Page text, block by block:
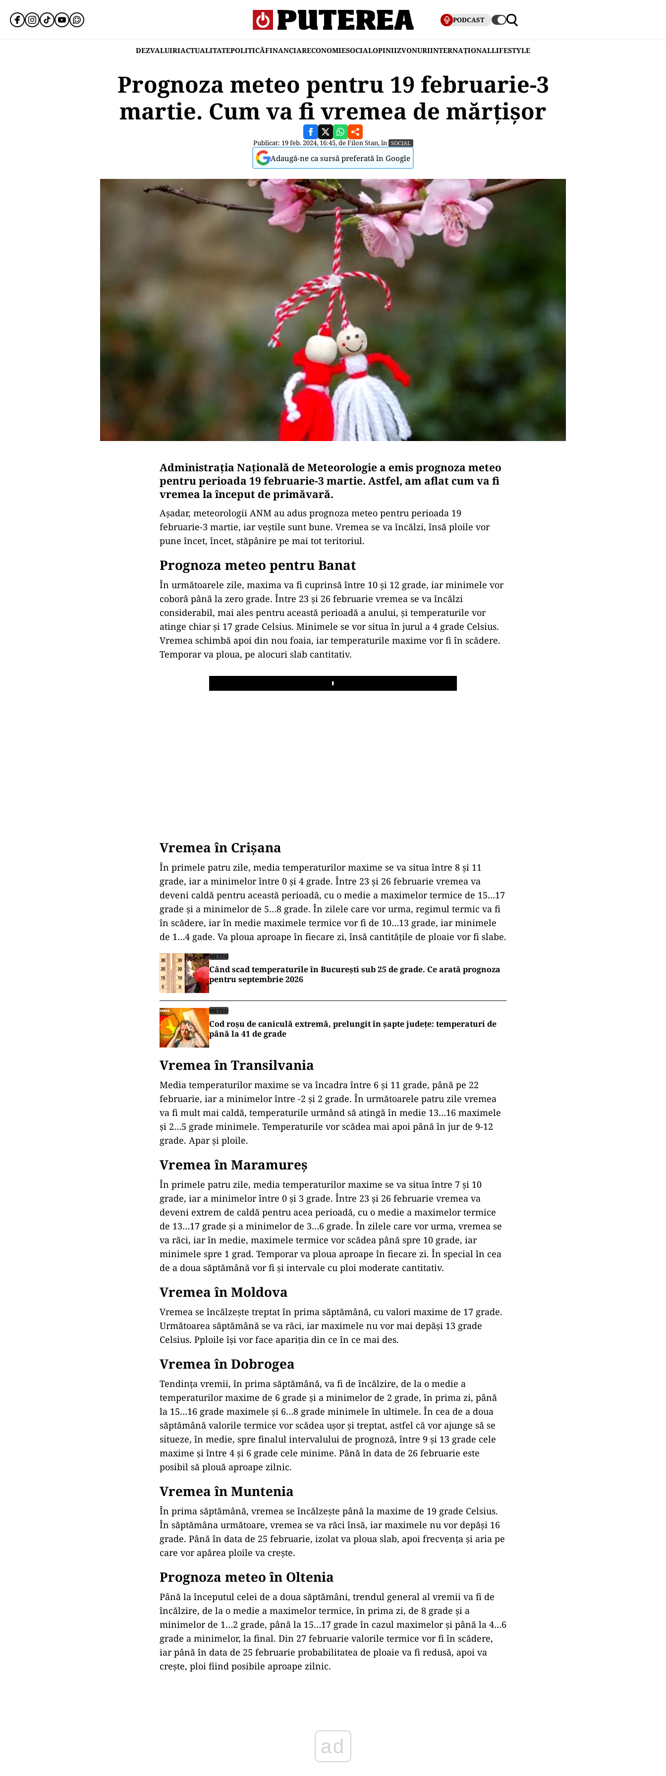
PODCAST
DEZVALUIRIACTUALITATEPOLITICĂFINANCIARECONOMIESOCIALOPINIIZVONURIINTERNAȚIONALLIFESTYLE
Prognoza meteo pentru 19 februarie-3
martie. Cum va fi vremea de mărțișor
Publicat: 19 feb. 2024, 16:45, deFilon Stan, în SOCIAL
Adaugă-ne ca sursă preferată în Google
Administrația Națională de Meteorologie a emis prognoza meteo
pentru perioada 19 februarie-3 martie. Astfel, am aflat cum va fi
vremea la început de primăvară.
Așadar, meteorologii ANM au adus prognoza meteo pentru perioada 19
februarie-3 martie, iar veștile sunt bune. Vremea se va încălzi, însă ploile vor
pune încet, încet, stăpânire pe mai tot teritoriul.
Prognoza meteo pentru Banat
În următoarele zile, maxima va fi cuprinsă între 10 și 12 grade, iar minimele vor
coborâ până la zero grade. Între 23 și 26 februarie vremea se va încălzi
considerabil, mai ales pentru această perioadă a anului, și temperaturile vor
atinge chiar și 17 grade Celsius. Minimele se vor situa în jurul a 4 grade Celsius.
Vremea schimbă apoi din nou foaia, iar temperaturile maxime vor fi în scădere.
Temporar va ploua, pe alocuri slab cantitativ.
Play
Vremea în Crișana
În primele patru zile, media temperaturilor maxime se va situa între 8 și 11
grade, iar a minimelor între 0 și 4 grade. Între 23 și 26 februarie vremea va
deveni caldă pentru această perioadă, cu o medie a maximelor termice de 15…17
grade și a minimelor de 5…8 grade. În zilele care vor urma, regimul termic va fi
în scădere, iar în medie maximele termice vor fi de 10…13 grade, iar minimele
de 1…4 gade. Va ploua aproape în fiecare zi, însă cantitățile de ploaie vor fi slabe.
METEO
Când scad temperaturile în București sub 25 de grade. Ce arată prognoza
pentru septembrie 2026
METEO
Cod roșu de caniculă extremă, prelungit în șapte județe: temperaturi de
până la 41 de grade
Vremea în Transilvania
Media temperaturilor maxime se va încadra între 6 și 11 grade, până pe 22
februarie, iar a minimelor între -2 și 2 grade. În următoarele patru zile vremea
va fi mult mai caldă, temperaturile urmând să atingă în medie 13…16 maximele
și 2…5 grade minimele. Temperaturile vor scădea mai apoi până în jur de 9-12
grade. Apar și ploile.
Vremea în Maramureș
În primele patru zile, media temperaturilor maxime se va situa între 7 și 10
grade, iar a minimelor între 0 și 3 grade. Între 23 și 26 februarie vremea va
deveni extrem de caldă pentru acea perioadă, cu o medie a maximelor termice
de 13…17 grade și a minimelor de 3…6 grade. În zilele care vor urma, vremea se
va răci, iar în medie, maximele termice vor scădea până spre 10 grade, iar
minimele spre 1 grad. Temporar va ploua aproape în fiecare zi. În special în cea
de a doua săptămână vor fi și intervale cu ploi moderate cantitativ.
Vremea în Moldova
Vremea se încălzește treptat în prima săptămână, cu valori maxime de 17 grade.
Următoarea săptămână se va răci, iar maximele nu vor mai depăși 13 grade
Celsius. Pploile își vor face apariția din ce în ce mai des.
Vremea în Dobrogea
Tendința vremii, în prima săptămână, va fi de încălzire, de la o medie a
temperaturilor maxime de 6 grade și a minimelor de 2 grade, în prima zi, până
la 15…16 grade maximele și 6…8 grade minimele în ultimele. În cea de a doua
săptămână valorile termice vor scădea ușor și treptat, astfel că vor ajunge să se
situeze, în medie, spre finalul intervalului de prognoză, între 9 și 13 grade cele
maxime și între 4 și 6 grade cele minime. Până în data de 26 februarie este
posibil să plouă aproape zilnic.
Vremea în Muntenia
În prima săptămână, vremea se încălzește până la maxime de 19 grade Celsius.
În săptămâna următoare, vremea se va răci însă, iar maximele nu vor depăși 16
grade. Până în data de 25 februarie, izolat va ploua slab, apoi frecvența și aria pe
care vor apărea ploile va crește.
Prognoza meteo în Oltenia
Până la începutul celei de a doua săptămâni, trendul general al vremii va fi de
încălzire, de la o medie a maximelor termice, în prima zi, de 8 grade și a
minimelor de 1…2 grade, până la 15…17 grade în cazul maximelor și până la 4…6
grade a minimelor, la final. Din 27 februarie valorile termice vor fi în scădere,
iar până în data de 25 februarie probabilitatea de ploaie va fi redusă, apoi va
crește, ploi fiind posibile aproape zilnic.
ad